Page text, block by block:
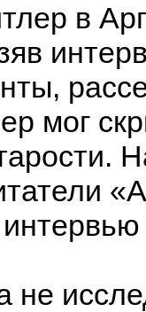
в
мог
не